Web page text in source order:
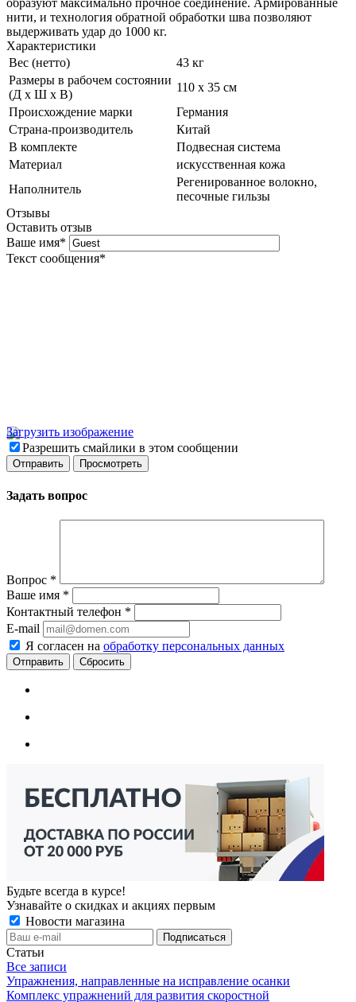
нити, и технология обратной обработки шва позволяют
выдерживать удар до 1000 кг.
Характеристики
Вес (нетто)
43 кг
Размеры в рабочем состоянии
(Д х Ш х В)
110 х 35 см
Происхождение марки
Германия
Страна-производитель
Китай
В комплекте
Подвесная система
Материал
искусственная кожа
Наполнитель
Регенированное волокно,
песочные гильзы
Отзывы
Оставить отзыв
Ваше имя*
Текст сообщения*
Загрузить изображение
Разрешить смайлики в этом сообщении
Задать вопрос
Вопрос *
Ваше имя *
Контактный телефон *
E-mail
Я согласен на обработку персональных данных
Сбросить
Будьте всегда в курсе!
Узнавайте о скидках и акциях первым
Новости магазина
Статьи
Все записи
Упражнения, направленные на исправление осанки
Комплекс упражнений для развития скоростной